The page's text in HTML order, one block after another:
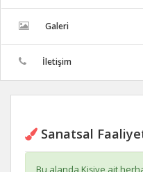
Galeri
İletişim
Sanatsal
Bu alanda Kişiye ait